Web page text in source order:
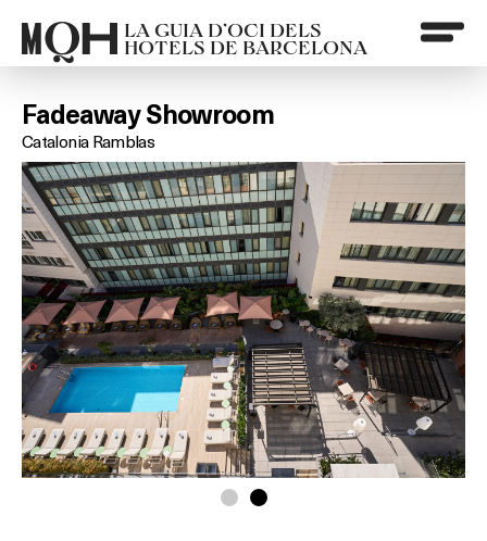
LA GUIA D’OCI DELS
HOTELS DE BARCELONA
Fadeaway Showroom
Catalonia Ramblas